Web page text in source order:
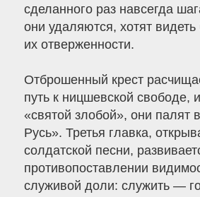
сделанного раз навсегда
они удаляются, хотят видеть
их отверженности.
Отброшенный крест
путь к ницшевской свободе,
«святой злобой», они палят
Русь». Третья главка,
солдатской песни,
противопоставлении
служивой доли: служить —